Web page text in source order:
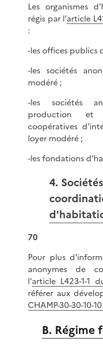
Les organismes
régis par l'article
:
-les offices publics
-les sociétés
modéré ;
-les sociétés
production et
coopératives
loyer modéré ;
-les fondations
4.
70
Pour plus
anonymes de
l'article L423-1-1
référer aux
CHAMP-30-30-10-
B. Régime